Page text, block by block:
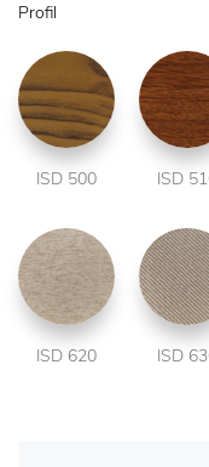
Profil
ISD 500 ISD
ISD 620 ISD